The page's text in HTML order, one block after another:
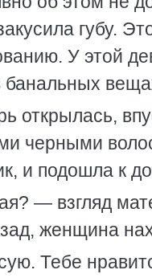
губу.
У этой
открылась,
черными
и подошла к
— взгляд
женщина
Тебе